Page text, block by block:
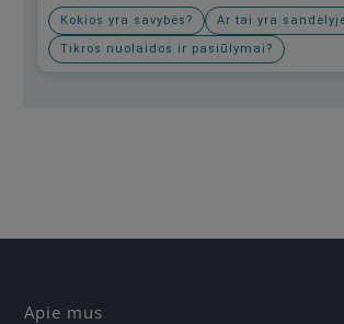
Kokios yra savybės?
Ar tai yra
Tikros nuolaidos ir pasiūlymai?
Apie mus